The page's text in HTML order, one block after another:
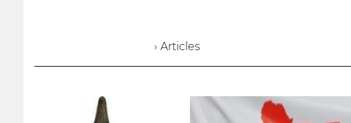
› Articles